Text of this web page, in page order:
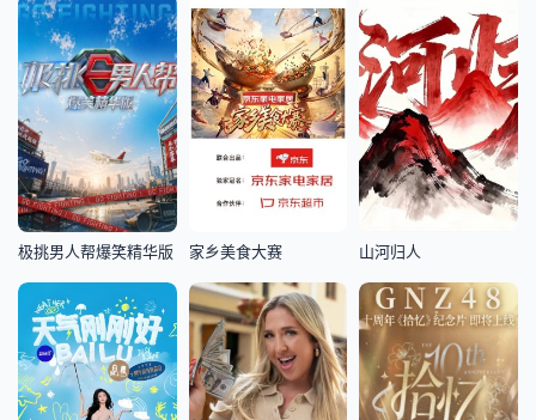
极挑男人帮爆笑精华版 家乡美食大赛 山河归人